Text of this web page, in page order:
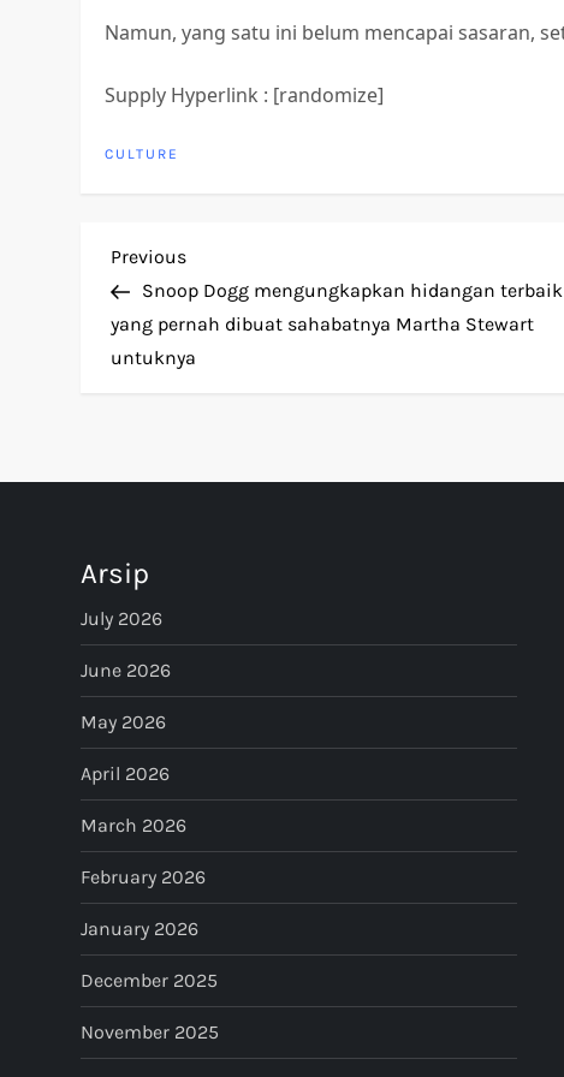
Namun, yang satu ini belum mencapai sasaran,
Supply Hyperlink : [randomize]
CULTURE
P
o
s
n
a
v
i
g
a
t
i
o
n
Previous
Post
Previous
Snoop Dogg mengungkapkan hidangan terbaik
yang pernah dibuat sahabatnya Martha Stewart
untuknya
Arsip
July 2026
June 2026
May 2026
April 2026
March 2026
February 2026
January 2026
December 2025
November 2025